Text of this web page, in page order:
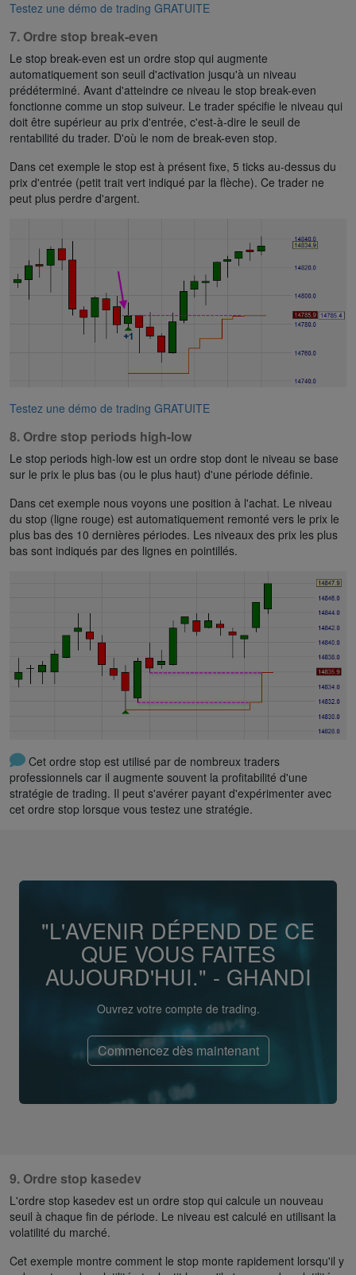
Testez une démo de trading GRATUITE
7. Ordre stop break-even
Le stop break-even est un ordre stop qui augmente
automatiquement son seuil d'activation jusqu'à un niveau
prédéterminé. Avant d'atteindre ce niveau le stop break-even
fonctionne comme un stop suiveur. Le trader spécifie le niveau qui
doit être supérieur au prix d'entrée, c'est-à-dire le seuil de
rentabilité du trader. D'où le nom de break-even stop.
Dans cet exemple le stop est à présent fixe, 5 ticks au-dessus du
prix d'entrée (petit trait vert indiqué par la flèche). Ce trader ne
peut plus perdre d'argent.
Testez une démo de trading GRATUITE
8. Ordre stop periods high-low
Le stop periods high-low est un ordre stop dont le niveau se base
sur le prix le plus bas (ou le plus haut) d'une période définie.
Dans cet exemple nous voyons une position à l'achat. Le niveau
du stop (ligne rouge) est automatiquement remonté vers le prix le
plus bas des 10 dernières périodes. Les niveaux des prix les plus
bas sont indiqués par des lignes en pointillés.
Cet ordre stop est utilisé par de nombreux traders
professionnels car il augmente souvent la profitabilité d'une
stratégie de trading. Il peut s'avérer payant d'expérimenter avec
cet ordre stop lorsque vous testez une stratégie.
"L'AVENIR DÉPEND DE CE
QUE VOUS FAITES
AUJOURD'HUI." - GHANDI
Ouvrez votre compte de trading.
Commencez dès maintenant
9. Ordre stop kasedev
L'ordre stop kasedev est un ordre stop qui calcule un nouveau
seuil à chaque fin de période. Le niveau est calculé en utilisant la
volatilité du marché.
Cet exemple montre comment le stop monte rapidement lorsqu'il y